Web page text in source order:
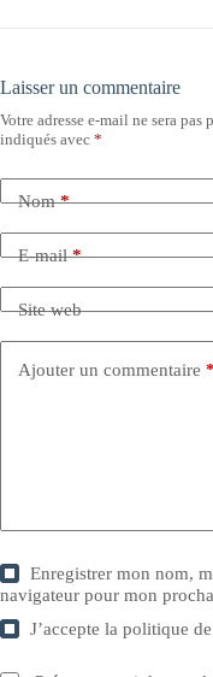
Laisser un commentaire
Votre adresse e-mail ne sera pas
indiqués avec *
Nom*
E-mail*
Site web
Ajouter un commentaire *
Enregistrer mon nom,
navigateur pour mon
J’accepte lapolitique